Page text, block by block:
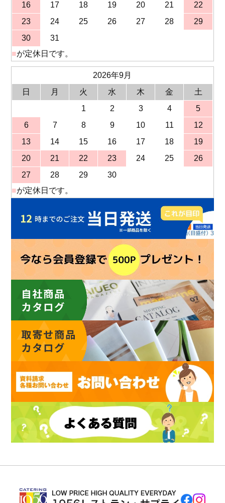
16
17 18 19 20 21
22
23
24 25 26 27 28
29
30
31
■が定休日です。
2026年9月
日
月 火 水 木 金
土
1
2 3 4
5
6
7 8 9 10 11
12
13
14 15 16 17 18
19
20
21 22 23 24 25
26
27
28 29
30
■が定休日です。